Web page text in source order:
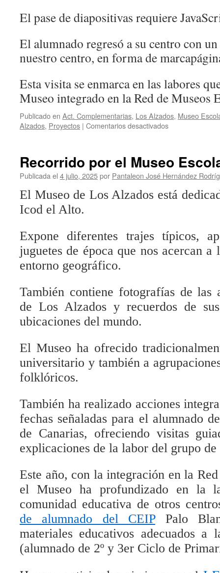
El pase de diapositivas requiere
El alumnado regresó a su centro con
nuestro centro, en forma de
Esta visita se enmarca en las labores
Museo integrado en la Red de Museos
Publicado en Act. Complementarias, Los Alzados, Museo
Alzados, Proyectos | Comentarios desactivadosen
Agustín
Espinosa
el
Alzados
Recorrido por el Museo
Publicada el 4 julio, 2025por Pantaleon José Hernández
El Museo de Los Alzados está
Icod el Alto.
Expone diferentes trajes típicos,
juguetes de época que nos acercan a
entorno geográfico.
También contiene fotografías de las
de Los Alzados y recuerdos de
ubicaciones del mundo.
El Museo ha ofrecido
universitario y también a
folklóricos.
También ha realizado acciones
fechas señaladas para el alumnado
de Canarias, ofreciendo visitas
explicaciones de la labor del grupo
Este año, con la integración en la
el Museo ha profundizado en la
comunidad educativa de otros
de alumnado del CEIPPalo
materiales educativos adecuados a
(alumnado de 2º y 3er Ciclo de